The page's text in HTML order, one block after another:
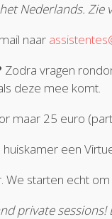
Nederlands. Zie
naar
Zodra vragen
deze mee komt.
maar 25 euro
huiskamer een
We starten echt
private